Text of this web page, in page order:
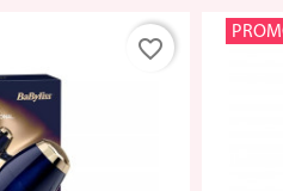
favorite_border